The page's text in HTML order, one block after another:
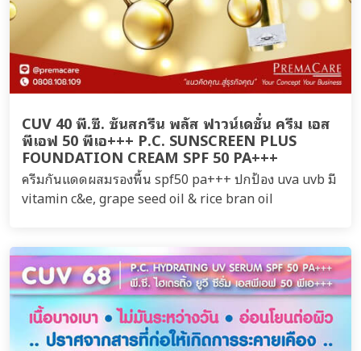
CUV 40 พี.ซี. ซันสกรีน พลัส ฟาวน์เดชั่น ครีม เอส
พีเอฟ 50 พีเอ+++ P.C. SUNSCREEN PLUS
FOUNDATION CREAM SPF 50 PA+++
ครีมกันแดดผสมรองพื้น spf50 pa+++ ปกป้อง uva uvb มี
vitamin c&e, grape seed oil & rice bran oil